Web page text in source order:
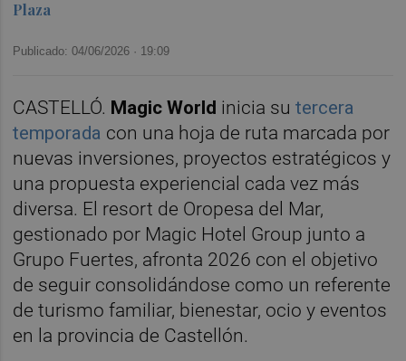
Plaza
Publicado: 04/06/2026 · 19:09
CASTELLÓ. Magic World inicia su tercera
temporada con una hoja de ruta marcada por
nuevas inversiones, proyectos estratégicos y
una propuesta experiencial cada vez más
diversa. El resort de Oropesa del Mar,
gestionado por Magic Hotel Group junto a
Grupo Fuertes, afronta 2026 con el objetivo
de seguir consolidándose como un referente
de turismo familiar, bienestar, ocio y eventos
en la provincia de Castellón.